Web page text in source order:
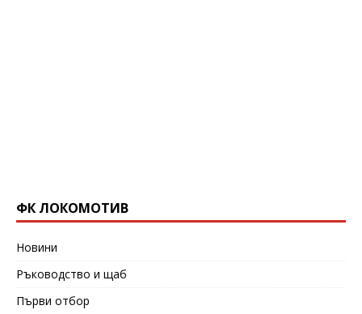
ФК ЛОКОМОТИВ
Новини
Ръководство и щаб
Първи отбор